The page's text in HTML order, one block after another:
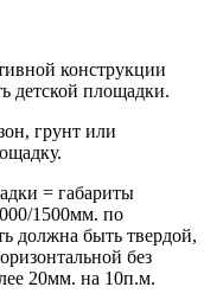
конструкции
детской площадки.
грунт или
= габариты
1500мм. по
должна быть твердой,
без
20мм. на 10п.м.